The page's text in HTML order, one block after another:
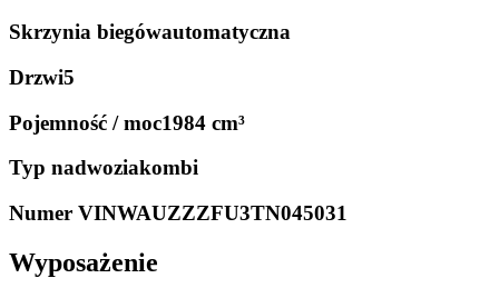
Skrzynia biegówautomatyczna
Drzwi5
Pojemność / moc1984 cm³
Typ nadwoziakombi
Numer VINWAUZZZFU3TN045031
Wyposażenie